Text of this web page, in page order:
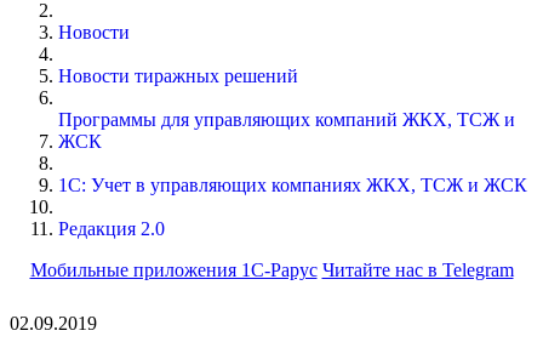
Новости
Новости тиражных решений
Программы для управляющих компаний ЖКХ, ТСЖ и
ЖСК
1С: Учет в управляющих компаниях ЖКХ, ТСЖ и ЖСК
Редакция 2.0
Мобильные приложения 1С-Рарус Читайте нас в Telegram
02.09.2019